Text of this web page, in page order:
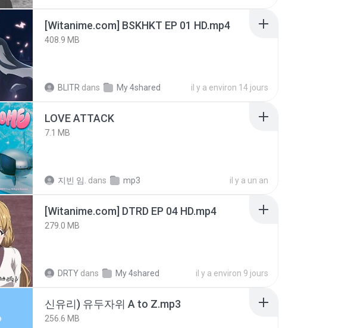
[Witanime.com] BSKHKT EP 01 HD.mp4
408.9 MB
BLITR dans My 4shared il y a environ 14 jours
LOVE ATTACK
7.1 MB
지빈 임. dans mp3 il y a un an
[Witanime.com] DTRD EP 04 HD.mp4
279.0 MB
DRTY dans My 4shared il y a environ 9 jours
신유리) 유두자위 A to Z.mp3
256.6 MB